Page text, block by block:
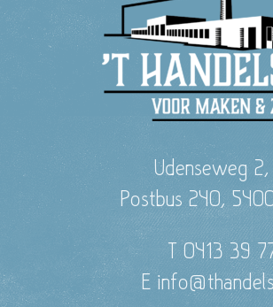
Udenseweg
Postbus 240,
T 0413 39
E